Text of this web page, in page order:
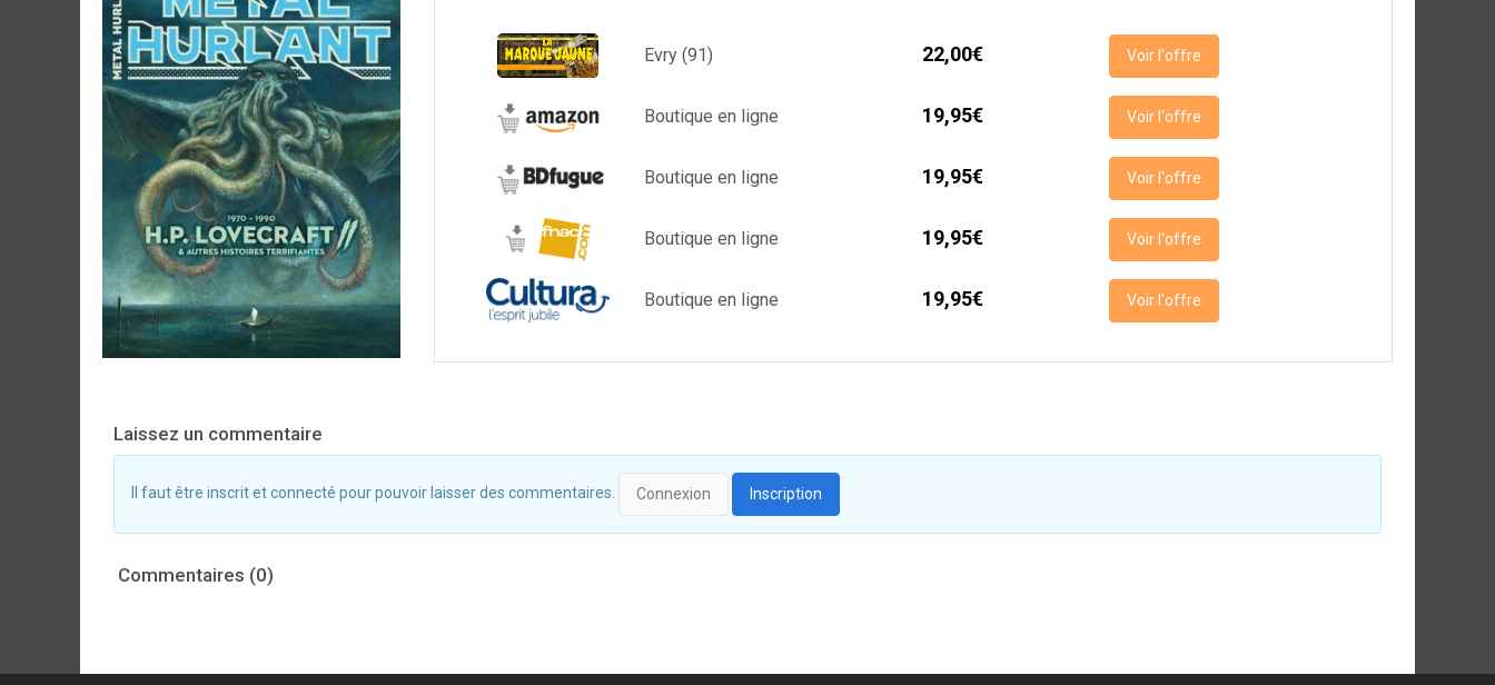
Evry (91) 22,00€ Voir l'offre
Boutique en ligne 19,95€ Voir l'offre
Boutique en ligne 19,95€ Voir l'offre
Boutique en ligne 19,95€ Voir l'offre
Boutique en ligne 19,95€ Voir l'offre
Laissez un commentaire
Il faut être inscrit et connecté pour pouvoir laisser des commentaires. Connexion Inscription
Commentaires (0)